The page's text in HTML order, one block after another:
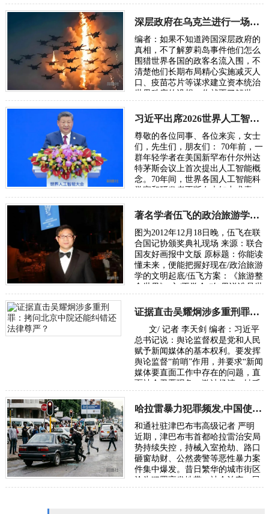
算清楚。因为…
深层政府在乌克兰进行一场“地狱级大实验”，骗了全世界
编者：如果不知道跨国深层政府的
真相，不了解萝莉岛事件他们怎么
围猎世界各国的政客名流入围，不
清楚他们长期布局精心实施减灭人
口、疫苗芯片等谋求建立资本统治
世界秩序的设想，你就不了解世
眼联盟国家…
习近平出席2026世界人工智能大会呼吁携手构建公正合理的全球人工智能治理体系
尊敬的各位同事、各位来宾，女士
们，先生们，朋友们： 70年前，一
群年轻学者在美国新罕布什尔州达
特茅斯会议上首次提出人工智能概
念。70年间，世界各国人工智能科
学家和研发者不断在未知中求索、
年后，…
著名学者伍飞的政治旅游学方案：《旅游整合世界》
图为2012年12月18日晚，伍飞在联
合国记协颁奖典礼现场 来源：联合
国友好画报中文版 原标题：你能读
懂未来，便能把握好现在/政治旅游
学的文明起底/伍飞方案：《旅游整
合世界》 文/王学会 “如果说谁是世
人…
证据直击吴耀炯涉多重刑罪：拷问北京中院还能纠错还法律尊严？
文/ 记者 李天剑 编者：习近平
总书记说：舆论监督权是党和人民
赋予新闻媒体的基本权利。要发挥
舆论监督“前哨”作用，并要求“新闻
媒体要直面工作中存在的问题，直
面社会丑恶现象，激浊扬清、针砭
（应…
哈拉雷暴力犯罪频发,中国使馆发布安全防范通告
和通社驻津巴布韦高级记者 严明
近期，津巴布韦首都哈拉雷治安局
势持续失控，持械入室抢劫、路口
砸窗劫财、公然袭警等恶性暴力案
件集中爆发。昔日繁华的城市街区
沦为犯罪高发地带，社会治安、民